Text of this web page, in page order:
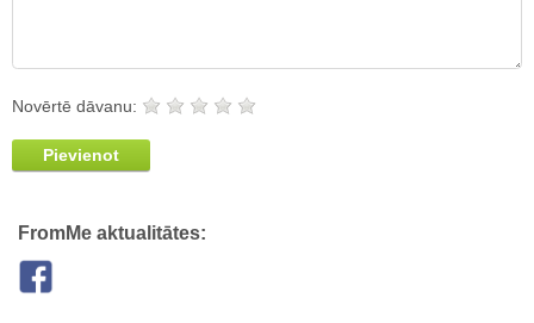
Novērtē dāvanu:
Pievienot
FromMe aktualitātes: